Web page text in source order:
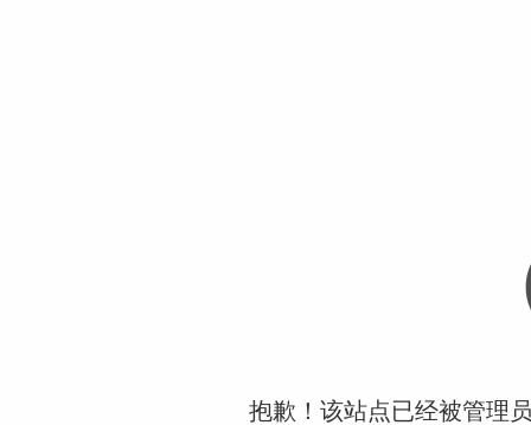
抱歉！该站点已经被管理